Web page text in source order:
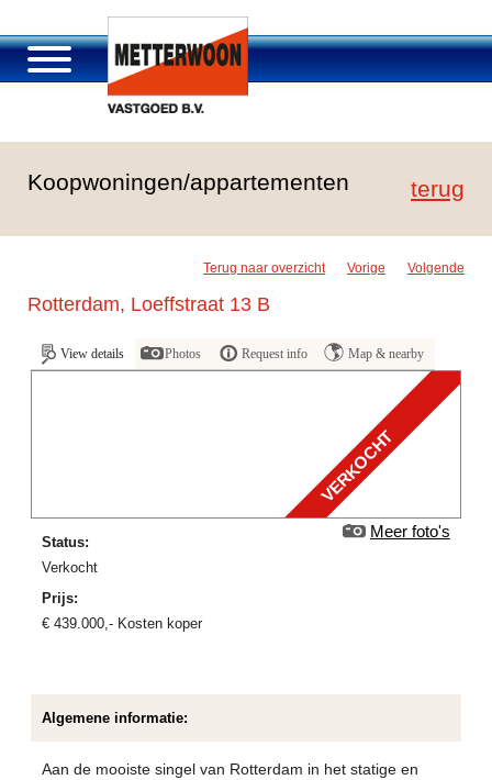
Portfolio
Koopwoningen/appartementen terug
Terug naar overzicht Vorige Volgende
Rotterdam, Loeffstraat 13 B
View details Photos Request info Map & nearby
VERKOCHT
Meer foto's
Status:
verkocht
Prijs:
€439.000,- Kosten koper
Algemene informatie:
Aan de mooiste singel van Rotterdam in het statige en